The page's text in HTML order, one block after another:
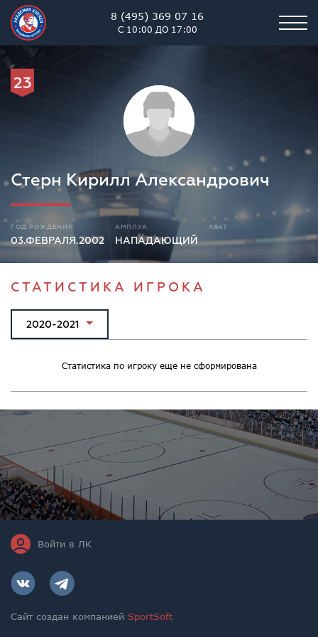
8 (495) 369 07 16
С 10:00 ДО 17:00
23
Стерн Кирилл Александрович
ГОД РОЖДЕНИЯ
03.ФЕВРАЛЯ.2002
АМПЛУА
НАПАДАЮЩИЙ
ХВАТ
СТАТИСТИКА ИГРОКА
2020-2021
Статистика по игроку еще не сформирована
Войти в ЛК
Сайт создан компанией SportSoft